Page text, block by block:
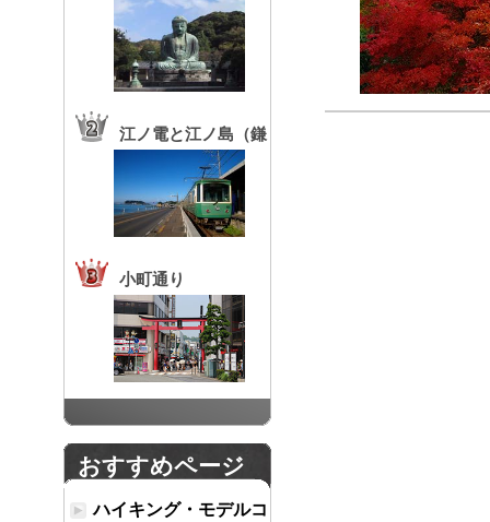
江ノ電と江ノ島（鎌
倉高校前駅）
小町通り
おすすめページ
ハイキング・モデルコ